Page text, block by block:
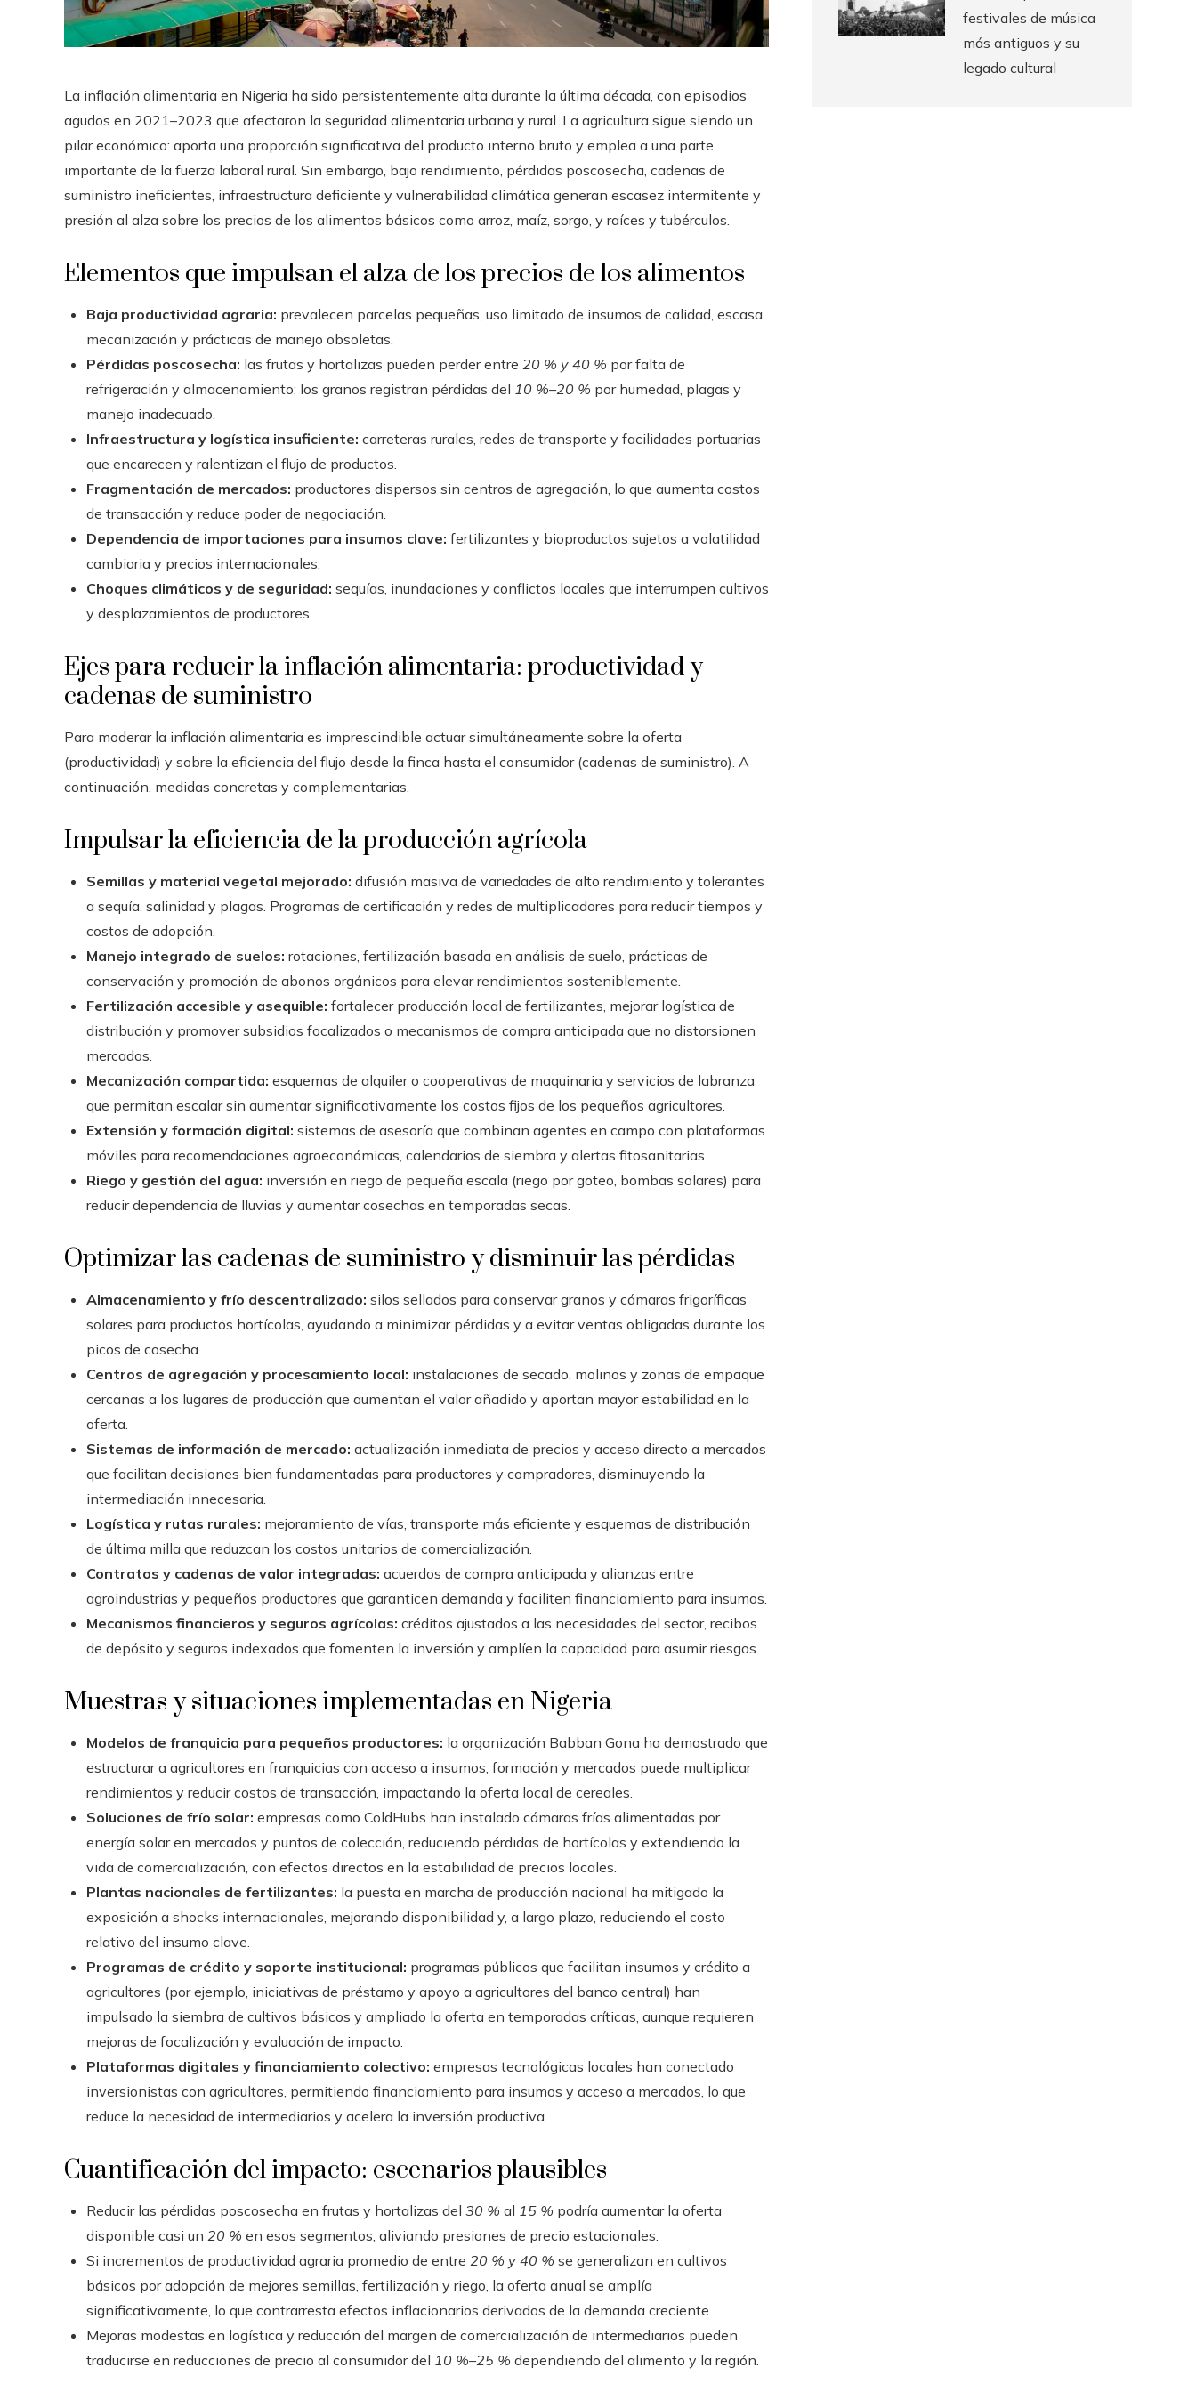
La inflación alimentaria en Nigeria ha sido persistentemente alta durante la última década, con episodios
agudos en 2021–2023 que afectaron la seguridad alimentaria urbana y rural. La agricultura sigue siendo un
pilar económico: aporta una proporción significativa del producto interno bruto y emplea a una parte
importante de la fuerza laboral rural. Sin embargo, bajo rendimiento, pérdidas poscosecha, cadenas de
suministro ineficientes, infraestructura deficiente y vulnerabilidad climática generan escasez intermitente y
presión al alza sobre los precios de los alimentos básicos como arroz, maíz, sorgo, y raíces y tubérculos.
Elementos que impulsan el alza de los precios de los alimentos
Baja productividad agraria: prevalecen parcelas pequeñas, uso limitado de insumos de calidad, escasa
mecanización y prácticas de manejo obsoletas.
Pérdidas poscosecha: las frutas y hortalizas pueden perder entre 20 % y 40 % por falta de
refrigeración y almacenamiento; los granos registran pérdidas del 10 %–20 % por humedad, plagas y
manejo inadecuado.
Infraestructura y logística insuficiente: carreteras rurales, redes de transporte y facilidades portuarias
que encarecen y ralentizan el flujo de productos.
Fragmentación de mercados: productores dispersos sin centros de agregación, lo que aumenta costos
de transacción y reduce poder de negociación.
Dependencia de importaciones para insumos clave: fertilizantes y bioproductos sujetos a volatilidad
cambiaria y precios internacionales.
Choques climáticos y de seguridad: sequías, inundaciones y conflictos locales que interrumpen cultivos
y desplazamientos de productores.
Ejes para reducir la inflación alimentaria: productividad y
cadenas de suministro
Para moderar la inflación alimentaria es imprescindible actuar simultáneamente sobre la oferta
(productividad) y sobre la eficiencia del flujo desde la finca hasta el consumidor (cadenas de suministro). A
continuación, medidas concretas y complementarias.
Impulsar la eficiencia de la producción agrícola
Semillas y material vegetal mejorado: difusión masiva de variedades de alto rendimiento y tolerantes
a sequía, salinidad y plagas. Programas de certificación y redes de multiplicadores para reducir tiempos y
costos de adopción.
Manejo integrado de suelos: rotaciones, fertilización basada en análisis de suelo, prácticas de
conservación y promoción de abonos orgánicos para elevar rendimientos sosteniblemente.
Fertilización accesible y asequible: fortalecer producción local de fertilizantes, mejorar logística de
distribución y promover subsidios focalizados o mecanismos de compra anticipada que no distorsionen
mercados.
Mecanización compartida: esquemas de alquiler o cooperativas de maquinaria y servicios de labranza
que permitan escalar sin aumentar significativamente los costos fijos de los pequeños agricultores.
Extensión y formación digital: sistemas de asesoría que combinan agentes en campo con plataformas
móviles para recomendaciones agroeconómicas, calendarios de siembra y alertas fitosanitarias.
Riego y gestión del agua: inversión en riego de pequeña escala (riego por goteo, bombas solares) para
reducir dependencia de lluvias y aumentar cosechas en temporadas secas.
Optimizar las cadenas de suministro y disminuir las pérdidas
Almacenamiento y frío descentralizado: silos sellados para conservar granos y cámaras frigoríficas
solares para productos hortícolas, ayudando a minimizar pérdidas y a evitar ventas obligadas durante los
picos de cosecha.
Centros de agregación y procesamiento local: instalaciones de secado, molinos y zonas de empaque
cercanas a los lugares de producción que aumentan el valor añadido y aportan mayor estabilidad en la
oferta.
Sistemas de información de mercado: actualización inmediata de precios y acceso directo a mercados
que facilitan decisiones bien fundamentadas para productores y compradores, disminuyendo la
intermediación innecesaria.
Logística y rutas rurales: mejoramiento de vías, transporte más eficiente y esquemas de distribución
de última milla que reduzcan los costos unitarios de comercialización.
Contratos y cadenas de valor integradas: acuerdos de compra anticipada y alianzas entre
agroindustrias y pequeños productores que garanticen demanda y faciliten financiamiento para insumos.
Mecanismos financieros y seguros agrícolas: créditos ajustados a las necesidades del sector, recibos
de depósito y seguros indexados que fomenten la inversión y amplíen la capacidad para asumir riesgos.
Muestras y situaciones implementadas en Nigeria
Modelos de franquicia para pequeños productores: la organización Babban Gona ha demostrado que
estructurar a agricultores en franquicias con acceso a insumos, formación y mercados puede multiplicar
rendimientos y reducir costos de transacción, impactando la oferta local de cereales.
Soluciones de frío solar: empresas como ColdHubs han instalado cámaras frías alimentadas por
energía solar en mercados y puntos de colección, reduciendo pérdidas de hortícolas y extendiendo la
vida de comercialización, con efectos directos en la estabilidad de precios locales.
Plantas nacionales de fertilizantes: la puesta en marcha de producción nacional ha mitigado la
exposición a shocks internacionales, mejorando disponibilidad y, a largo plazo, reduciendo el costo
relativo del insumo clave.
Programas de crédito y soporte institucional: programas públicos que facilitan insumos y crédito a
agricultores (por ejemplo, iniciativas de préstamo y apoyo a agricultores del banco central) han
impulsado la siembra de cultivos básicos y ampliado la oferta en temporadas críticas, aunque requieren
mejoras de focalización y evaluación de impacto.
Plataformas digitales y financiamiento colectivo: empresas tecnológicas locales han conectado
inversionistas con agricultores, permitiendo financiamiento para insumos y acceso a mercados, lo que
reduce la necesidad de intermediarios y acelera la inversión productiva.
Cuantificación del impacto: escenarios plausibles
Reducir las pérdidas poscosecha en frutas y hortalizas del 30 % al 15 % podría aumentar la oferta
disponible casi un 20 % en esos segmentos, aliviando presiones de precio estacionales.
Si incrementos de productividad agraria promedio de entre 20 % y 40 % se generalizan en cultivos
básicos por adopción de mejores semillas, fertilización y riego, la oferta anual se amplía
significativamente, lo que contrarresta efectos inflacionarios derivados de la demanda creciente.
Mejoras modestas en logística y reducción del margen de comercialización de intermediarios pueden
traducirse en reducciones de precio al consumidor del 10 %–25 % dependiendo del alimento y la región.
festivales de música
más antiguos y su
legado cultural